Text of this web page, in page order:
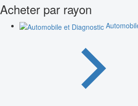
Acheter par rayon